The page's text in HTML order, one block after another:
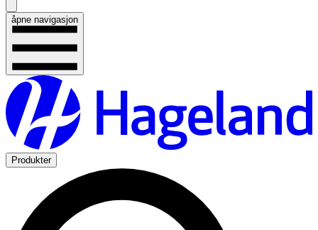
åpne navigasjon
Produkter